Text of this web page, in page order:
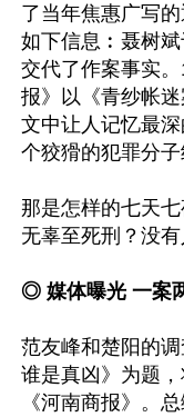
了当年焦惠广写
如下信息︰聂树
交代了作案事实
报》以《青纱帐迷
文中让人记忆最
个狡猾的犯罪分
那是怎样的七天
无辜至死刑？没有
◎ 媒体曝光 一案
范友峰和楚阳的
谁是真凶》为题
《河南商报》。